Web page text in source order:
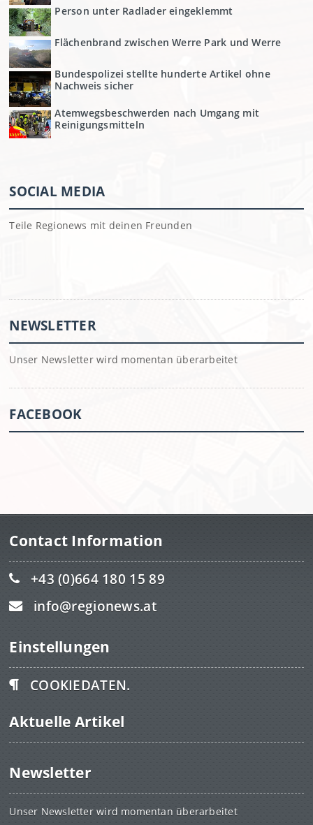
Person unter Radlader eingeklemmt
Flächenbrand zwischen Werre Park und Werre
Bundespolizei stellte hunderte Artikel ohne
Nachweis sicher
Atemwegsbeschwerden nach Umgang mit
Reinigungsmitteln
SOCIAL MEDIA
Teile Regionews mit deinen Freunden
NEWSLETTER
Unser Newsletter wird momentan überarbeitet
FACEBOOK
Contact Information
+43 (0)664 180 15 89
info@regionews.at
Einstellungen
COOKIEDATEN.
Aktuelle Artikel
Newsletter
Unser Newsletter wird momentan überarbeitet